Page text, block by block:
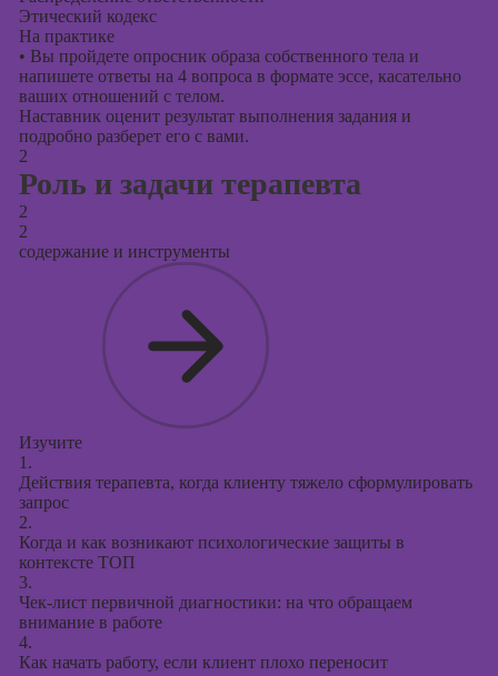
Этический кодекс
На практике
• Вы пройдете опросник образа собственного тела и
напишете ответы на 4 вопроса в формате эссе, касательно
ваших отношений с телом.
Наставник оценит результат выполнения задания и
подробно разберет его с вами.
2
Роль и задачи терапевта
2
2
содержание и инструменты
Изучите
1.
Действия терапевта, когда клиенту тяжело сформулировать
запрос
2.
Когда и как возникают психологические защиты в
контексте ТОП
3.
Чек-лист первичной диагностики: на что обращаем
внимание в работе
4.
Как начать работу, если клиент плохо переносит